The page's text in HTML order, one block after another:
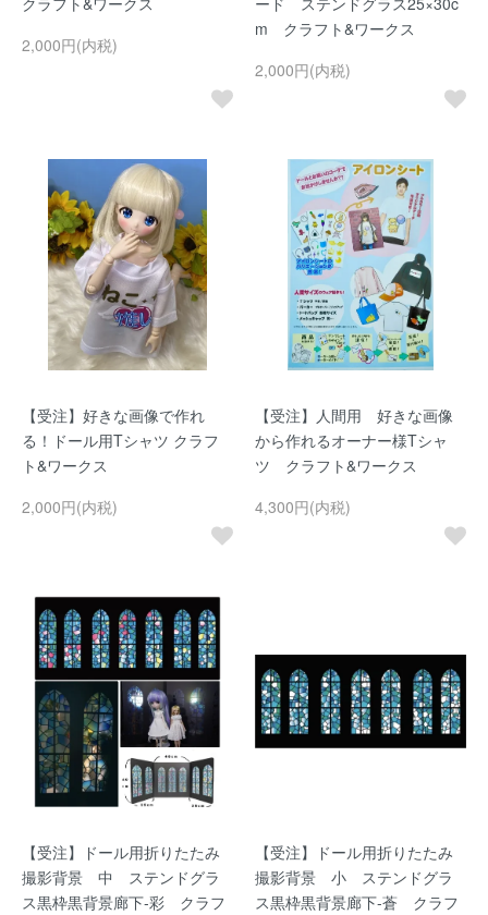
2,000円(内税)
m クラフト&ワークス
2,000円(内税)
【受注】好きな画像で作れ
る！ドール用Tシャツ クラフ
ト&ワークス
2,000円(内税)
【受注】人間用 好きな画像
から作れるオーナー様Tシャ
ツ クラフト&ワークス
4,300円(内税)
【受注】ドール用折りたたみ
撮影背景 中 ステンドグラ
ス黒枠黒背景廊下-彩 クラフ
【受注】ドール用折りたたみ
撮影背景 小 ステンドグラ
ス黒枠黒背景廊下-蒼 クラフ